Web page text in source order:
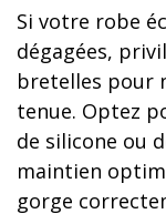
Si votre robe
dégagées,
bretelles pour
tenue. Optez
de silicone ou
maintien
gorge